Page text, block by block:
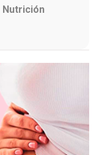
Nutrición